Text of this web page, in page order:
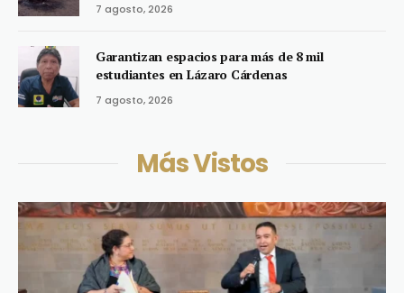
7 agosto, 2026
Garantizan espacios para más de 8 mil
estudiantes en Lázaro Cárdenas
7 agosto, 2026
Más Vistos